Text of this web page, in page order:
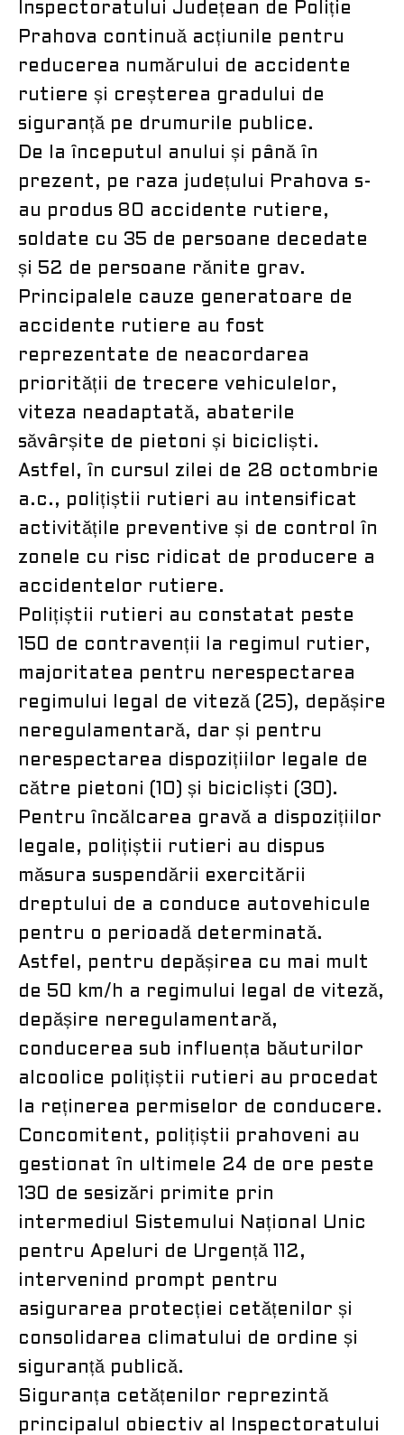
Inspectoratului Județean de Poliție
Prahova continuă acțiunile pentru
reducerea numărului de accidente
rutiere și creșterea gradului de
siguranță pe drumurile publice.
De la începutul anului și până în
prezent, pe raza județului Prahova s-
au produs 80 accidente rutiere,
soldate cu 35 de persoane decedate
și 52 de persoane rănite grav.
Principalele cauze generatoare de
accidente rutiere au fost
reprezentate de neacordarea
priorității de trecere vehiculelor,
viteza neadaptată, abaterile
săvârșite de pietoni și bicicliști.
Astfel, în cursul zilei de 28 octombrie
a.c., polițiștii rutieri au intensificat
activitățile preventive și de control în
zonele cu risc ridicat de producere a
accidentelor rutiere.
Polițiștii rutieri au constatat peste
150 de contravenții la regimul rutier,
majoritatea pentru nerespectarea
regimului legal de viteză (25), depășire
neregulamentară, dar și pentru
nerespectarea dispozițiilor legale de
către pietoni (10) și bicicliști (30).
Pentru încălcarea gravă a dispozițiilor
legale, polițiștii rutieri au dispus
măsura suspendării exercitării
dreptului de a conduce autovehicule
pentru o perioadă determinată.
Astfel, pentru depășirea cu mai mult
de 50 km/h a regimului legal de viteză,
depășire neregulamentară,
conducerea sub influența băuturilor
alcoolice polițiștii rutieri au procedat
la reținerea permiselor de conducere.
Concomitent, polițiștii prahoveni au
gestionat în ultimele 24 de ore peste
130 de sesizări primite prin
intermediul Sistemului Național Unic
pentru Apeluri de Urgență 112,
intervenind prompt pentru
asigurarea protecției cetățenilor și
consolidarea climatului de ordine și
siguranță publică.
Siguranța cetățenilor reprezintă
principalul obiectiv al Inspectoratului